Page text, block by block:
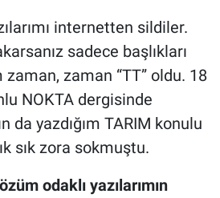
internetten sildiler.
sadece başlıkları
zaman, zaman “TT” oldu. 18
NOKTA dergisinde
da yazdığım TARIM konulu
sık zora sokmuştu.
odaklı yazılarımın